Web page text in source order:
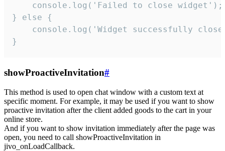
    console.log('Failed to close widget');
} else {
console.log('Widget successfully
}
showProactiveInvitation#
This method is used to open chat window with a custom text at
specific moment. For example, it may be used if you want to show
proactive invitation after the client added goods to the cart in your
online store.
And if you want to show invitation immediately after the page was
open, you need to call showProactiveInvitation in
jivo_onLoadCallback.